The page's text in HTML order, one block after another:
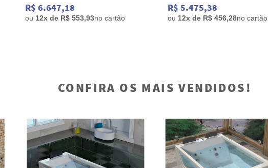
R$ 6.647,18
ou 12x de R$ 553,93no cartão
R$ 5.475,38
ou 12x de R$ 456,28no cartão
CONFIRA OS MAIS VENDIDOS!